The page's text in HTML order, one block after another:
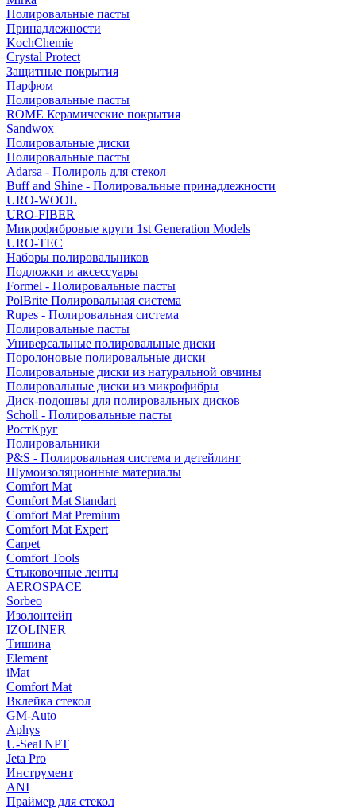
Полировальные пасты
Принадлежности
KochChemie
Crystal Protect
Защитные покрытия
Парфюм
Полировальные пасты
ROME Керамические покрытия
Sandwox
Полировальные диски
Полировальные пасты
Adarsa - Полироль для стекол
Buff and Shine - Полировальные принадлежности
URO-WOOL
URO-FIBER
Микрофибровые круги 1st Generation Models
URO-TEC
Наборы полировальников
Подложки и аксессуары
Formel - Полировальные пасты
PolBrite Полировальная система
Rupes - Полировальная система
Полировальные пасты
Универсальные полировальные диски
Поролоновые полировальные диски
Полировальные диски из натуральной овчины
Полировальные диски из микрофибры
Диск-подошвы для полировальных дисков
Scholl - Полировальные пасты
РостКруг
Полировальники
P&S - Полировальная система и детейлинг
Шумоизоляционные материалы
Comfort Mat
Comfort Mat Standart
Comfort Mat Premium
Comfort Mat Expert
Carpet
Comfort Tools
Стыковочные ленты
AEROSPACE
Sorbeo
Изолонтейп
IZOLINER
Тишина
Element
iMat
Comfort Mat
Вклейка стекол
GM-Auto
Aphys
U-Seal NPT
Jeta Pro
Инструмент
ANI
Праймер для стекол